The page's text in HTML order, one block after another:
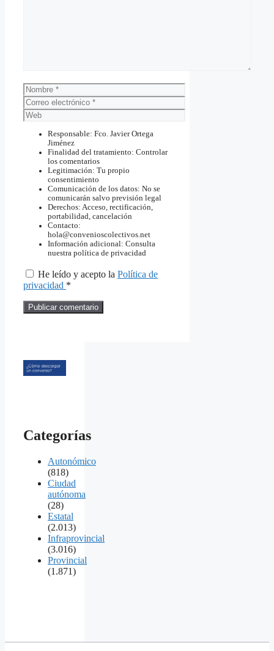
Nombre
Correo
electrónico
Web
Responsable: Fco. Javier Ortega
Jiménez
Finalidad del tratamiento: Controlar
los comentarios
Legitimación: Tu propio
consentimiento
Comunicación de los datos: No se
comunicarán salvo previsión legal
Derechos: Acceso, rectificación,
portabilidad, cancelación
Contacto:
hola@convenioscolectivos.net
Información adicional: Consulta
nuestra política de privacidad
He leído y acepto la Política de
privacidad *
Categorías
Autonómico
(818)
Ciudad
autónoma
(28)
Estatal
(2.013)
Infraprovincial
(3.016)
Provincial
(1.871)